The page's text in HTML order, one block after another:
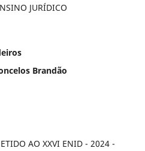
JURÍDICO
Brandão
AO XXVI ENID - 2024 -